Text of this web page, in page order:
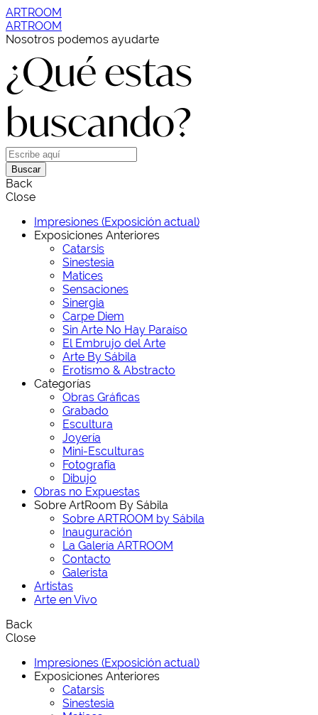
ARTROOM
ARTROOM
Nosotros podemos ayudarte
¿Qué estas
buscando?
Buscar
Back
Close
Impresiones (Exposición actual)
Exposiciones Anteriores
Catarsis
Sinestesia
Matices
Sensaciones
Sinergia
Carpe Diem
Sin Arte No Hay Paraíso
El Embrujo del Arte
Arte By Sábila
Erotismo & Abstracto
Categorías
Obras Gráficas
Grabado
Escultura
Joyería
Mini-Esculturas
Fotografía
Dibujo
Obras no Expuestas
Sobre ArtRoom By Sábila
Sobre ARTROOM by Sábila
Inauguración
La Galería ARTROOM
Contacto
Galerista
Artistas
Arte en Vivo
Back
Close
Impresiones (Exposición actual)
Exposiciones Anteriores
Catarsis
Sinestesia